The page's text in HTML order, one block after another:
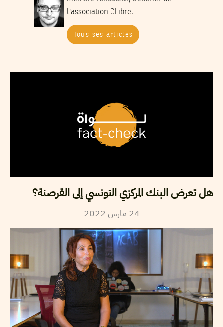
l'association CLibre.
Tous ses articles
هل تعرض البنك المركزي التونسي إلى القرصنة؟
24 مارس2022